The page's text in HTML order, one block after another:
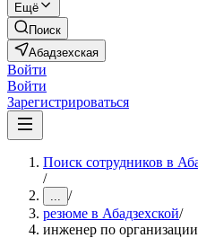
Ещё
Поиск
Абадзехская
Войти
Войти
Зарегистрироваться
Поиск сотрудников в
/
... /
резюме в Абадзехской/
инженер по